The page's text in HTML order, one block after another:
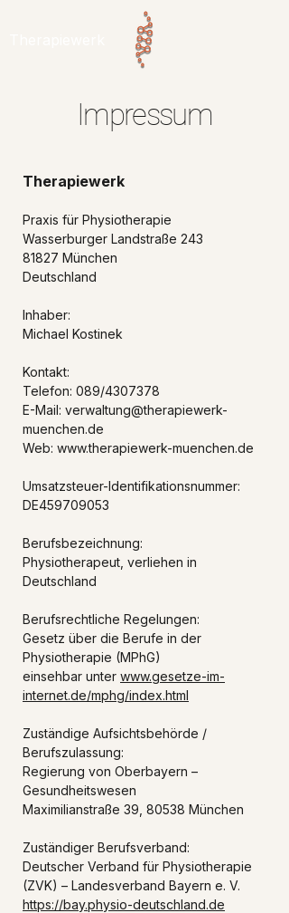
Impressum
Therapiewerk
Praxis für Physiotherapie
Wasserburger Landstraße 243
81827 München
Deutschland
Inhaber:
Michael Kostinek
Kontakt:
Telefon: 089/4307378
E-Mail: verwaltung@therapiewerk-
muenchen.de
Web: www.therapiewerk-muenchen.de
Umsatzsteuer-Identifikationsnummer:
DE459709053
Berufsbezeichnung:
Physiotherapeut, verliehen in
Deutschland
Berufsrechtliche Regelungen:
Gesetz über die Berufe in der
Physiotherapie (MPhG)
einsehbar unter www.gesetze-im-
internet.de/mphg/index.html
Zuständige Aufsichtsbehörde /
Berufszulassung:
Regierung von Oberbayern –
Gesundheitswesen
Maximilianstraße 39, 80538 München
Zuständiger Berufsverband:
Deutscher Verband für Physiotherapie
(ZVK) – Landesverband Bayern e. V.
https://bay.physio-deutschland.de